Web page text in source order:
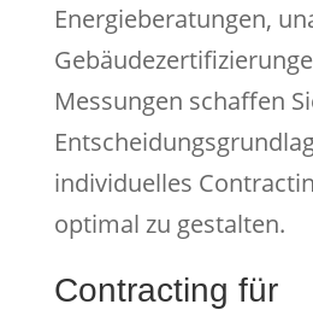
Energieberatungen,
Messungen schaffen
individuelles
optimal zu gestalten.
Contracting für